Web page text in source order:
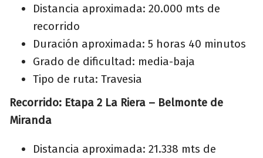
Distancia aproximada: 20.000 mts de
recorrido
Duración aproximada: 5 horas 40 minutos
Grado de dificultad: media-baja
Tipo de ruta: Travesia
Recorrido: Etapa 2 La Riera – Belmonte de
Miranda
Distancia aproximada: 21.338 mts de